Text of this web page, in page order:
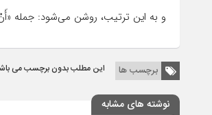
و به این ترتیب، روشن مى‌شود: جمله
برچسب ها این مطلب بدون برچسب می
نوشته های مشابه